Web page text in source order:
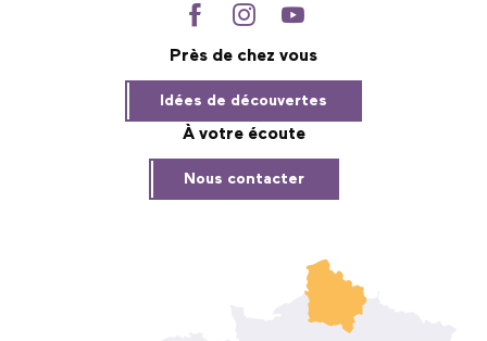
Près de chez vous
Idées de découvertes
À votre écoute
Nous contacter